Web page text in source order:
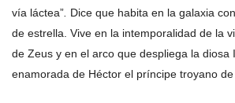
vía láctea” Dice que habita en la galaxia
de estrella. Vive en la intemporalidad de la
de Zeus y en el arco que despliega la
enamorada de Héctor el príncipe troyano de